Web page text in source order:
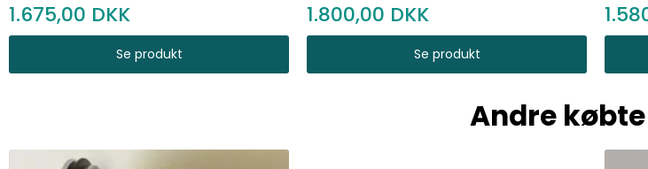
1.675,00
Se produkt
1.800,00
Se produkt
Andre